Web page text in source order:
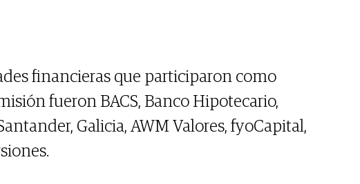
financieras que participaron como
fueron BACS, Banco Hipotecario,
Galicia, AWM Valores, fyoCapital,